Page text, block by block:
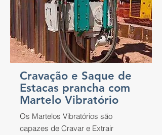
Cravação e Saque de
Estacas prancha com
Martelo Vibratório
Os Martelos Vibratórios são
capazes de Cravar e Extrair